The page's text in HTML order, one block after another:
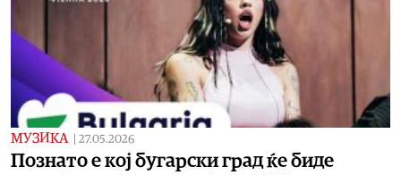
МУЗИКА 27.05.2026
Познато е кој бугарски град ќе биде